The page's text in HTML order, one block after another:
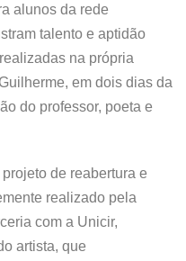
alunos da rede
talento e aptidão
na própria
em dois dias da
do professor, poeta e
de reabertura e
realizado pela
com a Unicir,
artista, que